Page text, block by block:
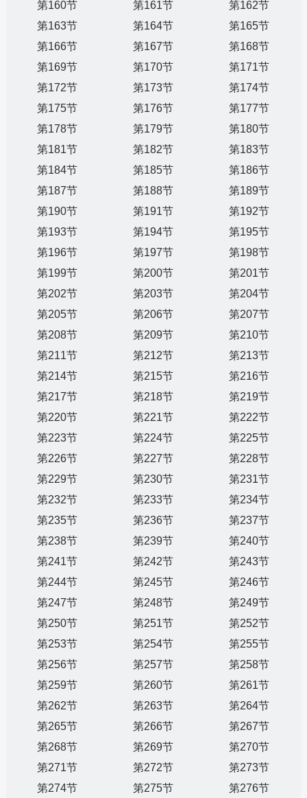
第160节 第161节
第162节
第163节
第164节
第165节
第166节
第167节
第168节
第169节
第170节
第171节
第172节
第173节
第174节
第175节
第176节
第177节
第178节
第179节
第180节
第181节
第182节
第183节
第184节
第185节
第186节
第187节
第188节
第189节
第190节
第191节
第192节
第193节
第194节
第195节
第196节
第197节
第198节
第199节
第200节
第201节
第202节
第203节
第204节
第205节
第206节
第207节
第208节
第209节
第210节
第211节
第212节
第213节
第214节
第215节
第216节
第217节
第218节
第219节
第220节
第221节
第222节
第223节
第224节
第225节
第226节
第227节
第228节
第229节
第230节
第231节
第232节
第233节
第234节
第235节
第236节
第237节
第238节
第239节
第240节
第241节
第242节
第243节
第244节
第245节
第246节
第247节
第248节
第249节
第250节
第251节
第252节
第253节
第254节
第255节
第256节
第257节
第258节
第259节
第260节
第261节
第262节
第263节
第264节
第265节
第266节
第267节
第268节
第269节
第270节
第271节
第272节
第273节
第274节
第275节
第276节